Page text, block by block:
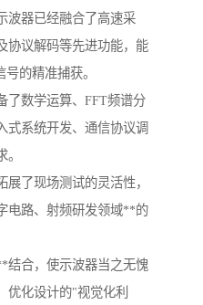
波器已经融合了高速采
协议解码等先进功能，能
的精准捕获。
了数学运算、FFT频谱分
式系统开发、通信协议调
了现场测试的灵活性，
电路、射频研发领域**的
结合，使示波器当之无愧
优化设计的"视觉化利